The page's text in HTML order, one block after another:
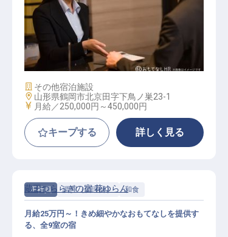
マネジメント スタッフ
施設業態
その他宿泊施設
勤務地
山形県鶴岡市北京田字下鳥ノ巣23-1
給与
月給／250,000円～450,000円
キープする 詳しく見る
正社員 調理（調理師） 和食
蔵王つららぎの宿 花ゆらん
月給25万円～！きめ細やかなおもてなしを提供す
る、全9室の宿